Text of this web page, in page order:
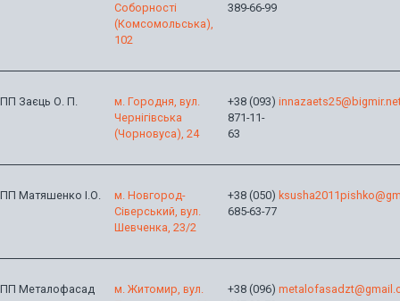
Соборності
(Комсомольська),
102
389-66-99
ПП Заєць О. П.
м. Городня, вул.
Чернігівська
(Чорновуса), 24
+38 (093)
871-11-
63
ПП Матяшенко І.О.
м. Новгород-
Сіверський, вул.
Шевченка, 23/2
+38 (050)
685-63-77
ПП Металофасад
м. Житомир, вул.
+38 (096)